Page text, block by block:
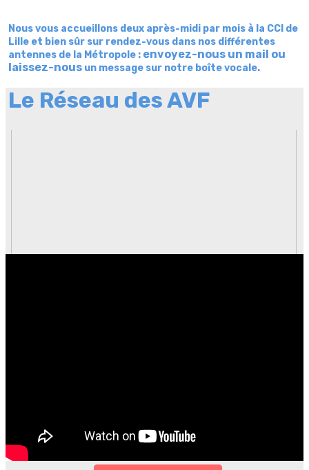
Nous vous accueillons deux après-midi par mois à la CCI de
Lille et bien sûr sur rendez-vous dans nos différentes
antennes de la Métropole : envoyez-nous un mail ou
laissez-nous un message sur notre boîte vocale.
Le Réseau des AVF